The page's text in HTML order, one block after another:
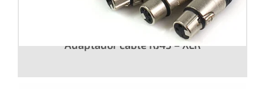
Adaptador cable RJ45 – XLR